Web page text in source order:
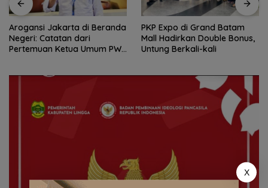
Arogansi Jakarta di Beranda
Negeri: Catatan dari
Pertemuan Ketua Umum PWI
PKP Expo di Grand Batam
Mall Hadirkan Double Bonus,
Untung Berkali-kali
X